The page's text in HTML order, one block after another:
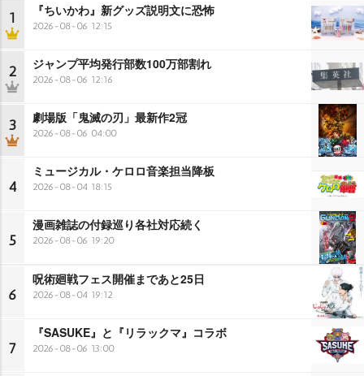
1 『ちいかわ』新グッズ説明文に恐怖
2026-08-06 12:15
2 ジャンプ平均発行部数100万部割れ
2026-08-06 12:16
3 劇場版「鬼滅の刃」最新作2冠
2026-08-06 04:00
4
ミュージカル・ケロロ音楽担当降板
2026-08-04 18:15
5
漫画雑誌の付録巡り各社対応続く
2026-08-06 19:20
6
呪術廻戦フェス開催まであと25日
2026-08-04 19:12
7
『SASUKE』と『リラックマ』コラボ
2026-08-06 13:00